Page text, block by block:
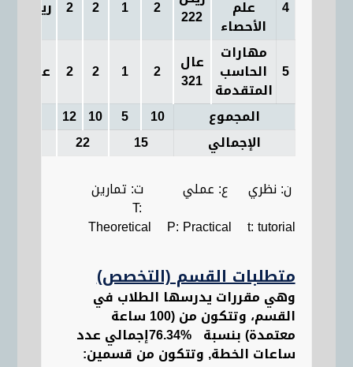
ريض 114 2 2 1 2 222 علم
الأحصاء
4
عال 114 2 2 1 2 عال
321
مهارات
الحاسب
المتقدمة
5
12 10 5 10
المجموع
22
15
الإجمالي
ن: نظري ع: عملي ت: تمارين
T:
Theoretical P: Practical t: tutorial
متطلبات القسم (التخصص)
وهي مقررات يدرسها الطلاب في
القسم، وتتكون من (100 ساعة
معتمدة) بنسبة %76.34 إجمالي عدد
ساعات الخطة, وتتكون من قسمين: